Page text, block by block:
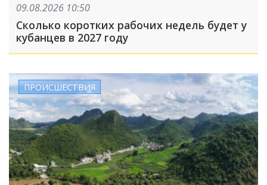
09.08.2026 10:50
Сколько коротких рабочих недель будет у
кубанцев в 2027 году
ПРОИСШЕСТВИЯ